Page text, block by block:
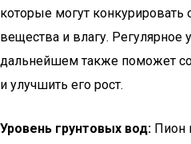
которые могут конкурировать
вещества и влагу. Регулярное
дальнейшем также поможет
и улучшить его рост.
Уровень грунтовых вод: Пион